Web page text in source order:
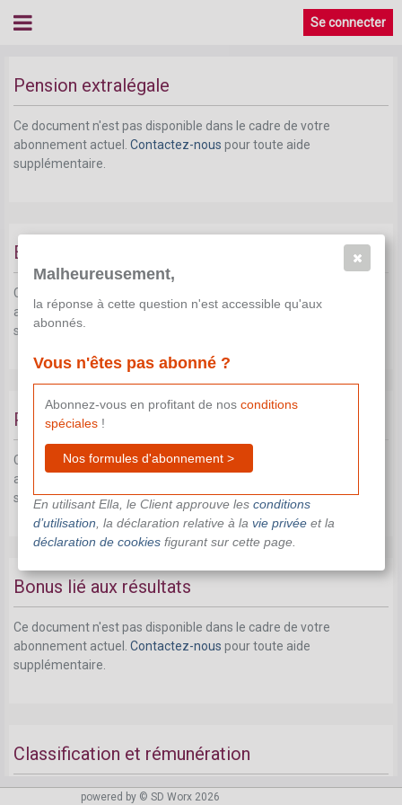
Se connecter
Pension extralégale
Ce document n'est pas disponible dans le cadre de votre
abonnement actuel. Contactez-nous pour toute aide
supplémentaire.
Evolution salariale
Ce document n'est pas disponible dans le cadre de votre
abonnement actuel.Contactez-nous pour toute aide
supplémentaire.
Prime d'ancienneté
Ce document n'est pas disponible dans le cadre de votre
abonnement actuel.
supplémentaire.
Bonus lié aux résultats
Ce document n'est pas disponible dans le cadre de votre
abonnement actuel. Contactez-nous pour toute aide
supplémentaire.
Classification et rémunération
Ce document n'est pas disponible dans le cadre de votre
powered by © SD Worx 2026
Malheureusement,
la réponse à cette question n'est accessible qu'aux
abonnés.
Vous n'êtes pas abonné ?
Abonnez-vous en profitant de nos conditions
spéciales!
Nos formules d'abonnement >
En utilisant Ella, le Client approuve les conditions
d’utilisation , la déclaration relative à la vie privéeet la
déclaration de cookiesfigurant sur cette page.